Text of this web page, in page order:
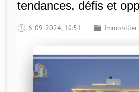
tendances, défis et
6-09-2024, 10:51 Immobilier